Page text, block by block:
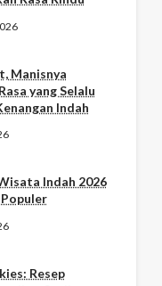
Manisnya
yang Selalu
Indah
Indah 2026
Resep